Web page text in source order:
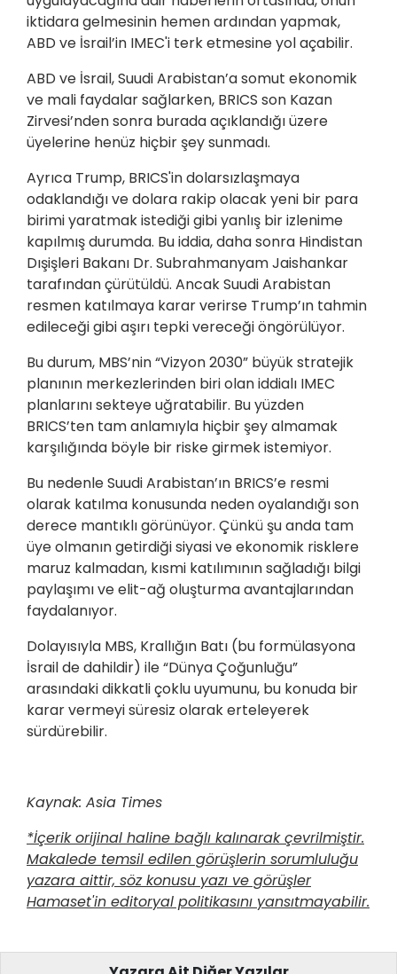
iktidara gelmesinin hemen ardından yapmak,
ABD ve İsrail’in IMEC'i terk etmesine yol açabilir.
ABD ve İsrail, Suudi Arabistan’a somut ekonomik
ve mali faydalar sağlarken, BRICS son Kazan
Zirvesi’nden sonra burada açıklandığı üzere
üyelerine henüz hiçbir şey sunmadı.
Ayrıca Trump, BRICS'in dolarsızlaşmaya
odaklandığı ve dolara rakip olacak yeni bir para
birimi yaratmak istediği gibi yanlış bir izlenime
kapılmış durumda. Bu iddia, daha sonra Hindistan
Dışişleri Bakanı Dr. Subrahmanyam Jaishankar
tarafından çürütüldü. Ancak Suudi Arabistan
resmen katılmaya karar verirse Trump’ın tahmin
edileceği gibi aşırı tepki vereceği öngörülüyor.
Bu durum, MBS’nin “Vizyon 2030” büyük stratejik
planının merkezlerinden biri olan iddialı IMEC
planlarını sekteye uğratabilir. Bu yüzden
BRICS’ten tam anlamıyla hiçbir şey almamak
karşılığında böyle bir riske girmek istemiyor.
Bu nedenle Suudi Arabistan’ın BRICS’e resmi
olarak katılma konusunda neden oyalandığı son
derece mantıklı görünüyor. Çünkü şu anda tam
üye olmanın getirdiği siyasi ve ekonomik risklere
maruz kalmadan, kısmi katılımının sağladığı bilgi
paylaşımı ve elit-ağ oluşturma avantajlarından
faydalanıyor.
Dolayısıyla MBS, Krallığın Batı (bu formülasyona
İsrail de dahildir) ile “Dünya Çoğunluğu”
arasındaki dikkatli çoklu uyumunu, bu konuda bir
karar vermeyi süresiz olarak erteleyerek
sürdürebilir.
Kaynak: Asia Times
*İçerik orijinal haline bağlı kalınarak çevrilmiştir.
Makalede temsil edilen görüşlerin sorumluluğu
yazara aittir, söz konusu yazı ve görüşler
Hamaset'in editoryal politikasını yansıtmayabilir.